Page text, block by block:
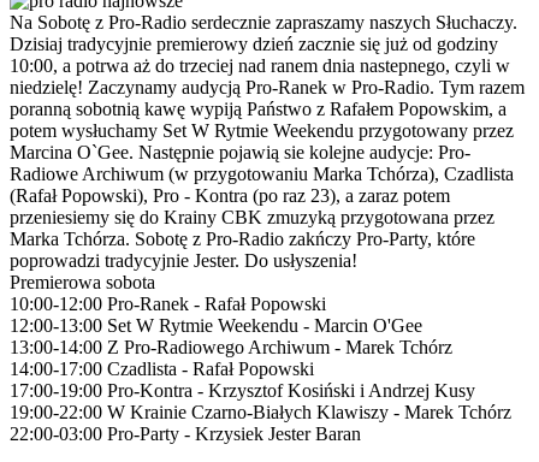
Na Sobotę z Pro-Radio serdecznie zapraszamy naszych Słuchaczy.
Dzisiaj tradycyjnie premierowy dzień zacznie się już od godziny
10:00, a potrwa aż do trzeciej nad ranem dnia nastepnego, czyli w
niedzielę! Zaczynamy audycją Pro-Ranek w Pro-Radio. Tym razem
poranną sobotnią kawę wypiją Państwo z Rafałem Popowskim, a
potem wysłuchamy Set W Rytmie Weekendu przygotowany przez
Marcina O`Gee. Następnie pojawią sie kolejne audycje: Pro-
Radiowe Archiwum (w przygotowaniu Marka Tchórza), Czadlista
(Rafał Popowski), Pro - Kontra (po raz 23), a zaraz potem
przeniesiemy się do Krainy CBK zmuzyką przygotowana przez
Marka Tchórza. Sobotę z Pro-Radio zakńczy Pro-Party, które
poprowadzi tradycyjnie Jester. Do usłyszenia!
Premierowa sobota
10:00-12:00 Pro-Ranek - Rafał Popowski
12:00-13:00 Set W Rytmie Weekendu - Marcin O'Gee
13:00-14:00 Z Pro-Radiowego Archiwum - Marek Tchórz
14:00-17:00 Czadlista - Rafał Popowski
17:00-19:00 Pro-Kontra - Krzysztof Kosiński i Andrzej Kusy
19:00-22:00 W Krainie Czarno-Białych Klawiszy - Marek Tchórz
22:00-03:00 Pro-Party - Krzysiek Jester Baran